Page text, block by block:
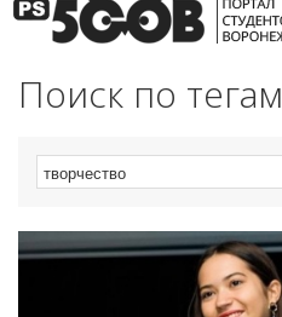
Поиск по тегам